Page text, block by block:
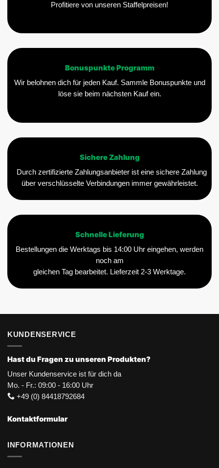
Profitiere von unseren Staffelpreisen!
Bonuspunkte Programm
Wir belohnen dich für jeden Kauf. Sammle Bonuspunkte und
löse sie beim nächsten Kauf ein.
Sichere Zahlung
Durch zertifizierte Zahlungsanbieter ist eine sichere Zahlung
über verschlüsselte Verbindungen immer gewährleistet.
Schnelle Lieferung
Bestellungen die Werktags bis 14:00 Uhr eingehen, werden
noch am
gleichen Tag bearbeitet. Lieferzeit 2-3 Werktage.
KUNDENSERVICE
Hast du Fragen zu unseren Produkten?
Unser Kundenservice ist für dich da
Mo. - Fr.: 09:00 - 16:00 Uhr
+49 (0) 84418792684
Kontaktformular
INFORMATIONEN